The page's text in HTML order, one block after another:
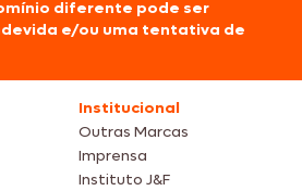
diferente pode ser
e/ou uma tentativa de
Institucional
Outras Marcas
Imprensa
Instituto J&F